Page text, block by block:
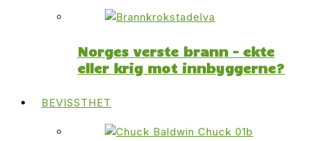
Norges verste brann – ekte
eller krig mot innbyggerne?
BEVISSTHET